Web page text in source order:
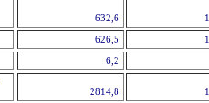
632,6
626,5
6,2
2814,8